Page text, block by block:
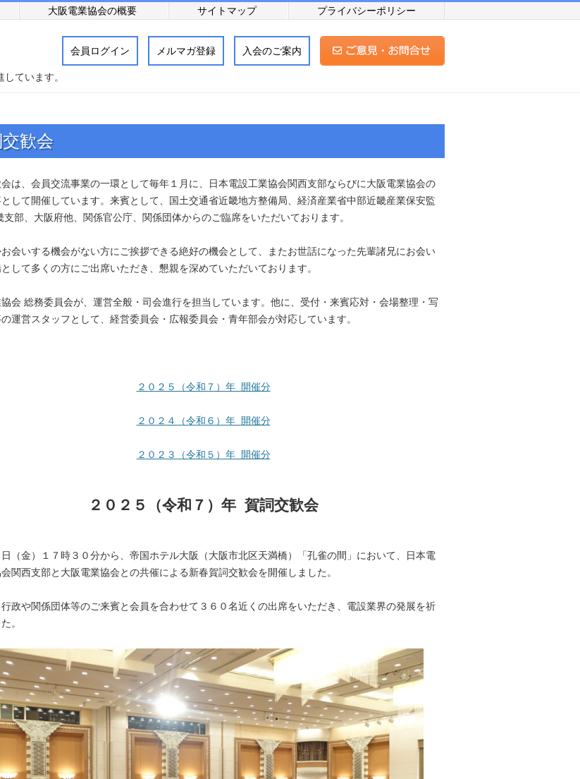
大阪電業協会の概要 サイトマップ プライバシーポリシー
ています。
会員ログイン メルマガ登録 入会のご案内
歓会
は、会員交流事業の一環として毎年１月に、日本電設工業協会関西支部ならびに大阪電業協会の
して開催しています。来賓として、国土交通省近畿地方整備局、経済産業省中部近畿産業保安監
支部、大阪府他、関係官公庁、関係団体からのご臨席をいただいております。
会いする機会がない方にご挨拶できる絶好の機会として、またお世話になった先輩諸兄にお会い
して多くの方にご出席いただき、懇親を深めていただいております。
会 総務委員会が、運営全般・司会進行を担当しています。他に、受付・来賓応対・会場整理・写
運営スタッフとして、経営委員会・広報委員会・青年部会が対応しています。
２０２５（令和７）年 開催分
２０２４（令和６）年 開催分
２０２３（令和５）年 開催分
２０２５（令和７）年 賀詞交歓会
日（金）１７時３０分から、帝国ホテル大阪（大阪市北区天満橋）「孔雀の間」において、日本電
関西支部と大阪電業協会との共催による新春賀詞交歓会を開催しました。
政や関係団体等のご来賓と会員を合わせて３６０名近くの出席をいただき、電設業界の発展を祈
。